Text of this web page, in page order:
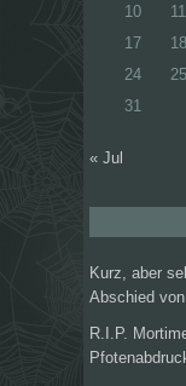
10
11
17
18
24
25
31
« Jul
Kurz, aber
Abschied
R.I.P.